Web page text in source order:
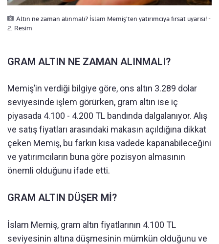
Altın ne zaman alınmalı? İslam Memiş'ten yatırımcıya fırsat uyarısı! -
2. Resim
GRAM ALTIN NE ZAMAN ALINMALI?
Memiş’in verdiği bilgiye göre, ons altın 3.289 dolar
seviyesinde işlem görürken, gram altın ise iç
piyasada 4.100 - 4.200 TL bandında dalgalanıyor. Alış
ve satış fiyatları arasındaki makasın açıldığına dikkat
çeken Memiş, bu farkın kısa vadede kapanabileceğini
ve yatırımcıların buna göre pozisyon almasının
önemli olduğunu ifade etti.
GRAM ALTIN DÜŞER Mİ?
İslam Memiş, gram altın fiyatlarının 4.100 TL
seviyesinin altına düşmesinin mümkün olduğunu ve